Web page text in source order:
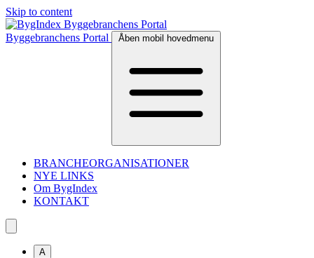
Skip to content
Byggebranchens Portal Åben mobil hovedmenu
BRANCHEORGANISATIONER
NYE LINKS
Om BygIndex
KONTAKT
A